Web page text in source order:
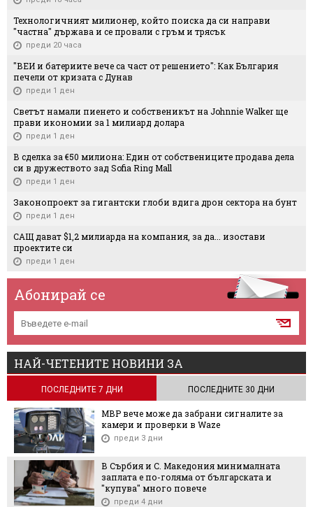
Технологичният милионер, който поиска да си направи
"частна" държава и се провали с гръм и трясък
преди 20 часа
"ВЕИ и батериите вече са част от решението": Как България
печели от кризата с Дунав
преди 1 ден
Светът намали пиенето и собственикът на Johnnie Walker ще
прави икономии за 1 милиард долара
преди 1 ден
В сделка за €50 милиона: Един от собствениците продава дела
си в дружеството зад Sofia Ring Mall
преди 1 ден
Законопроект за гигантски глоби вдига дрон сектора на бунт
преди 1 ден
САЩ дават $1,2 милиарда на компания, за да... изостави
проектите си
преди 1 ден
Абонирай се
НАЙ-ЧЕТЕНИТЕ НОВИНИ ЗА
ПОСЛЕДНИТЕ 7 ДНИ ПОСЛЕДНИТЕ 30 ДНИ
МВР вече може да забрани сигналите за
камери и проверки в Waze
преди 3 дни
В Сърбия и С. Македония минималната
заплата е по-голяма от българската и
"купува" много повече
преди 4 дни